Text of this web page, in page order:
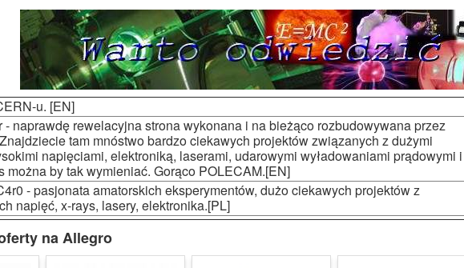
u. [EN]
- naprawdę rewelacyjna strona wykonana i na bieżąco rozbudowywana przez
tam mnóstwo bardzo ciekawych projektów związanych z dużymi
napięciami, elektroniką, laserami, udarowymi wyładowaniami prądowymi i
można by tak wymieniać. Gorąco POLECAM.[EN]
- pasjonata amatorskich eksperymentów, dużo ciekawych projektów z
napięć, x-rays, lasery, elektronika.[PL]
na Allegro